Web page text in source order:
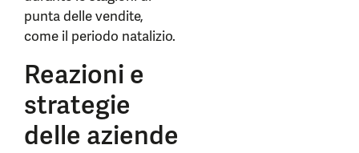
punta delle vendite,
come il periodo natalizio.
Reazioni e
strategie
delle aziende